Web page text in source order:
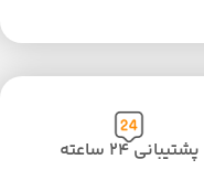
پشتیبانی ۲۴ ساعته